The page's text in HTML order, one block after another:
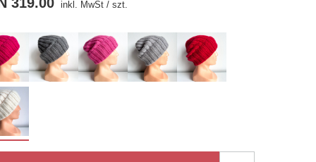
inkl. MwSt /szt.